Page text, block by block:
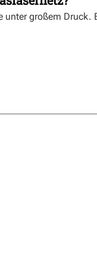
unter großem Druck.